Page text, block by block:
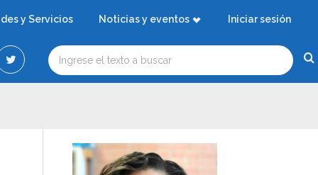
y Servicios Noticias y eventos Iniciar sesión